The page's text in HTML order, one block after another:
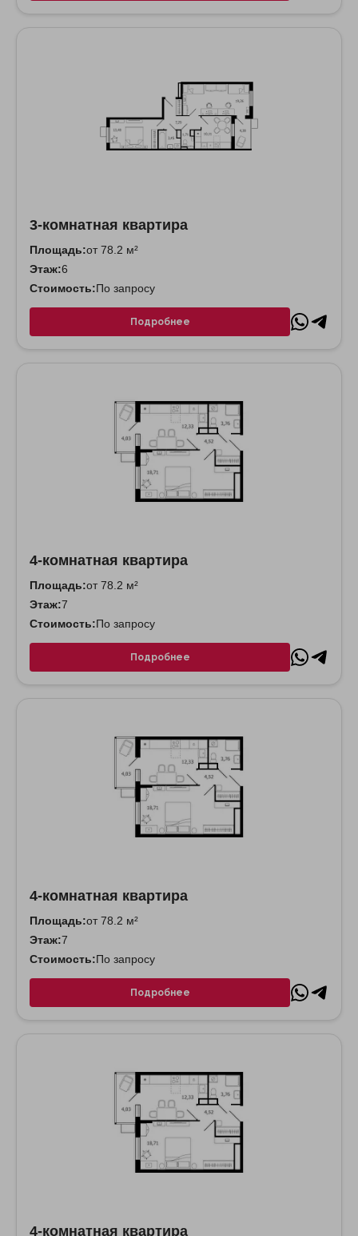
3-комнатная квартира
Площадь:от 78.2 м²
Этаж:6
Стоимость:По запросу
Подробнее
4-комнатная квартира
Площадь:от 78.2 м²
Этаж:7
Стоимость:По запросу
Подробнее
4-комнатная квартира
Площадь:от 78.2 м²
Этаж:7
Стоимость:По запросу
Подробнее
4-комнатная квартира